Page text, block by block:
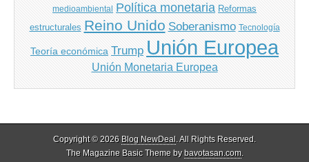
medioambiental Política monetaria Reformas
estructurales Reino Unido Soberanismo Tecnología
Teoría económica Trump Unión Europea
Unión Monetaria Europea
Copyright © 2026 Blog NewDeal. All Rights Reserved.
The Magazine Basic Theme bybavotasan.com.